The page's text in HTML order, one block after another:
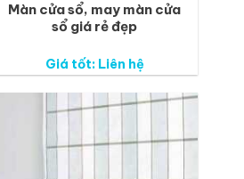
Màn cửa sổ, may màn cửa
sổ giá rẻ đẹp
Giá tốt: Liên hệ